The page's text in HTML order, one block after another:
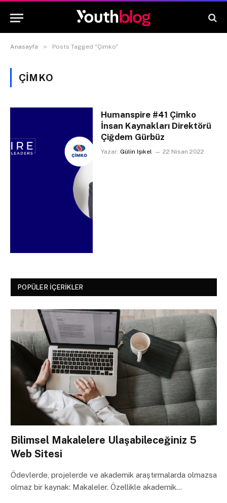
Anasayfa » Posts Tagged "Çimko"
ÇIMKO
Humanspire #41 Çimko
İnsan Kaynakları Direktörü
Çiğdem Gürbüz
Yazar: Gülin Işıkel 22 Nisan 2022
POPÜLER İÇERIKLER
Bilimsel Makalelere Ulaşabileceğiniz 5
Web Sitesi
Ödevlerde, projelerde ve akademik araştırmalarda olmazsa
olmaz bir kaynak: Makaleler. Özellikle akademik…